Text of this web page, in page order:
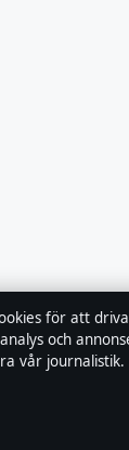
för att
och
vår journalistik.